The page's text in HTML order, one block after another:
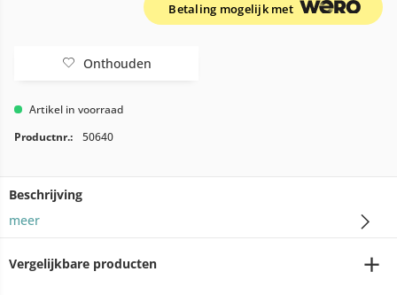
Betaling mogelijk met
Onthouden
Artikel in voorraad
Productnr.:
50640
Beschrijving
meer
Vergelijkbare producten